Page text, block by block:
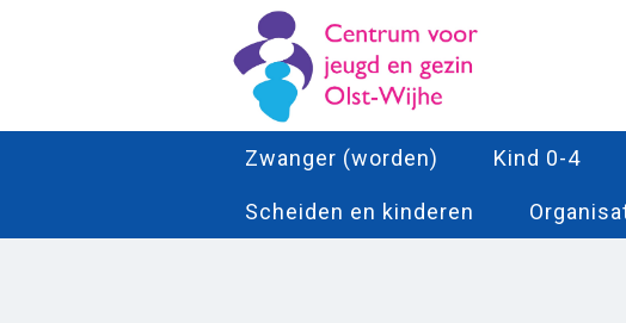
Zwanger (worden) Kind 0-4
Scheiden en kinderen